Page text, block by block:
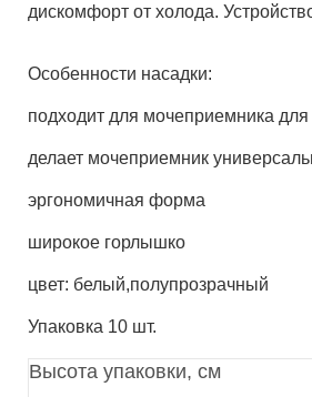
дискомфорт от холода.
Особенности насадки:
подходит для мочеприемника
делает мочеприемник
эргономичная форма
широкое горлышко
цвет: белый,полупрозрачный
Упаковка 10 шт.
Высота упаковки, см